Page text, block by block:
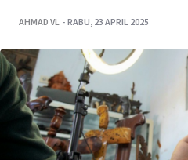
AHMAD VL RABU, 23 APRIL 2025